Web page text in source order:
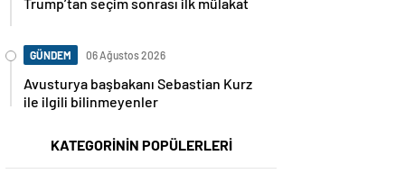
Trump’tan seçim sonrası ilk mülakat
GÜNDEM 06 Ağustos 2026
Avusturya başbakanı Sebastian Kurz
ile ilgili bilinmeyenler
KATEGORİNİN POPÜLERLERİ